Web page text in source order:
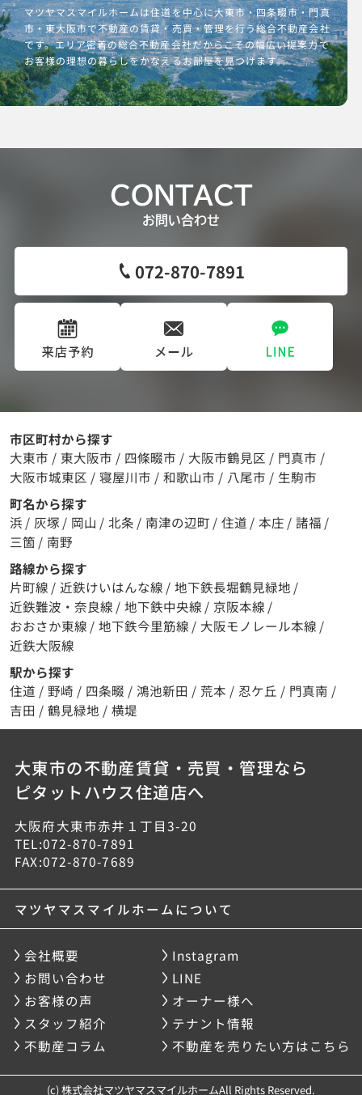
マツヤマスマイルホームは住道を中心に大東市・四条畷市・門真
市・東大阪市で不動産の賃貸・売買・管理を行う総合不動産会社
です。エリア密着の総合不動産会社だからこその幅広い提案力で
お客様の理想の暮らしをかなえるお部屋を見つけます。
CONTACT
お問い合わせ
072-870-7891
市区町村から探す
大東市 / 東大阪市 / 四條畷市 / 大阪市鶴見区 / 門真市 /
大阪市城東区 / 寝屋川市 / 和歌山市 / 八尾市 / 生駒市
町名から探す
浜 / 灰塚 / 岡山 / 北条 / 南津の辺町 / 住道 / 本庄 / 諸福 /
三箇 / 南野
路線から探す
片町線 / 近鉄けいはんな線 / 地下鉄長堀鶴見緑地 /
近鉄難波・奈良線 / 地下鉄中央線 / 京阪本線 /
おおさか東線 / 地下鉄今里筋線 / 大阪モノレール本線 /
近鉄大阪線
駅から探す
住道 / 野崎 / 四条畷 / 鴻池新田 / 荒本 / 忍ケ丘 / 門真南 /
吉田 / 鶴見緑地 / 横堤
大東市の不動産賃貸・売買・管理なら
ピタットハウス住道店へ
大阪府大東市赤井１丁目3-20
TEL:072-870-7891
FAX:072-870-7689
マツヤマスマイルホームについて
会社概要
Instagram
お問い合わせ
LINE
お客様の声
オーナー様へ
スタッフ紹介
テナント情報
不動産コラム
不動産を売りたい方はこちら
(c) 株式会社マツヤマスマイルホームAll Rights Reserved.